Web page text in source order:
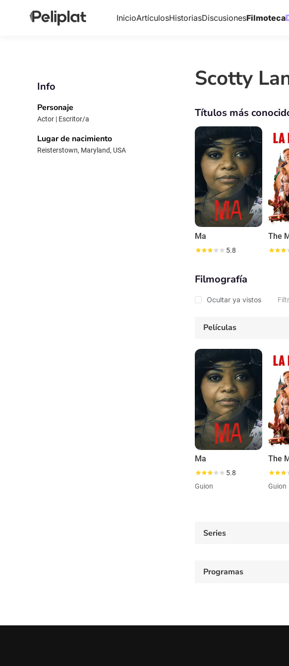
InicioArtículosHistoriasDiscusionesFilmoteca
Info
Personaje
Actor | Escritor/a
Lugar de nacimiento
Reisterstown, Maryland, USA
Scotty
Títulos más
Ma
5.8
The
Filmografía
Ocultar ya vistos
Películas
Ma
5.8
Guion
The
Guion
Series
Programas